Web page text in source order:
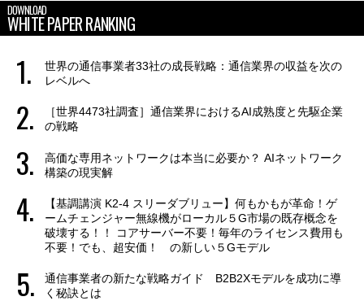
DOWNLOAD
WHITE PAPER RANKING
世界の通信事業者33社の成長戦略：通信業界の収益を次の
レベルへ
［世界4473社調査］通信業界におけるAI成熟度と先駆企業
の戦略
高価な専用ネットワークは本当に必要か？ AIネットワーク
構築の現実解
【基調講演 K2-4 スリーダブリュー】何もかもが革命！ゲ
ームチェンジャー無線機がローカル５G市場の既存概念を
破壊する！！ コアサーバー不要！毎年のライセンス費用も
不要！でも、超安価！ の新しい５Gモデル
通信事業者の新たな戦略ガイド B2B2Xモデルを成功に導
く秘訣とは